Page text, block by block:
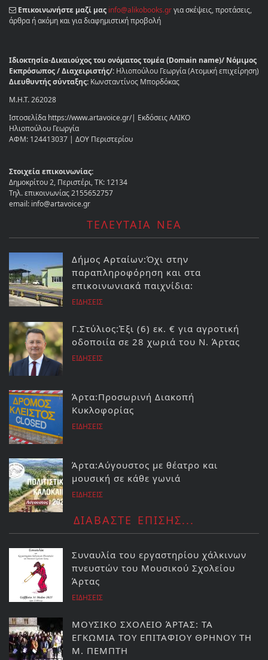
Επικοινωνήστε μαζί μας info@alikobooks.grγια σκέψεις, προτάσεις,
άρθρα ή ακόμη και για διαφημιστική προβολή
Ιδιοκτησία-Δικαιούχος του ονόματος τομέα (Domain name)/ Νόμιμος
Εκπρόσωπος / Διαχειριστής/: Ηλιοπούλου Γεωργία (Ατομική επιχείρηση)
Διευθυντής σύνταξης: Κωνσταντίνος Μπορδόκας
Μ.Η.Τ. 262028
Ιστοσελίδα https://www.artavoice.gr/| Εκδόσεις ΑΛΙΚΟ
Ηλιοπούλου Γεωργία
ΑΦΜ: 124413037 | ΔΟΥ Περιστερίου
Στοιχεία επικοινωνίας:
Δημοκρίτου 2, Περιστέρι, ΤΚ: 12134
Τηλ. επικοινωνίας 2155652757
email: info@artavoice.gr
ΤΕΛΕΥΤΑΙΑ ΝΕΑ
Δήμος Αρταίων:Όχι στην
παραπληροφόρηση και στα
επικοινωνιακά παιχνίδια:
ΕΙΔΗΣΕΙΣ
Γ.Στύλιος:Έξι (6) εκ. € για αγροτική
οδοποιία σε 28 χωριά του Ν. Άρτας
ΕΙΔΗΣΕΙΣ
Άρτα:Προσωρινή Διακοπή
Κυκλοφορίας
ΕΙΔΗΣΕΙΣ
Άρτα:Αύγουστος με θέατρο και
μουσική σε κάθε γωνιά
ΕΙΔΗΣΕΙΣ
ΔΙΑΒΑΣΤΕ ΕΠΙΣΗΣ...
Συναυλία του εργαστηρίου χάλκινων
πνευστών του Μουσικού Σχολείου
Άρτας
ΕΙΔΗΣΕΙΣ
ΜΟΥΣΙΚΟ ΣΧΟΛΕΙΟ ΆΡΤΑΣ: ΤΑ
ΕΓΚΩΜΙΑ ΤΟΥ ΕΠΙΤΑΦΙΟΥ ΘΡΗΝΟΥ ΤΗ
Μ. ΠΕΜΠΤΗ